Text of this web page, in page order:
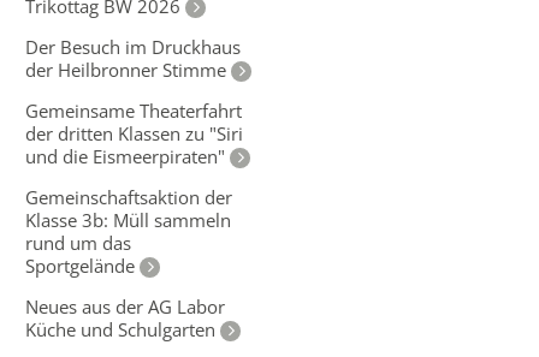
Trikottag BW 2026
Der Besuch im Druckhaus
der Heilbronner Stimme
Gemeinsame Theaterfahrt
der dritten Klassen zu "Siri
und die Eismeerpiraten"
Gemeinschaftsaktion der
Klasse 3b: Müll sammeln
rund um das
Sportgelände
Neues aus der AG Labor
Küche und Schulgarten